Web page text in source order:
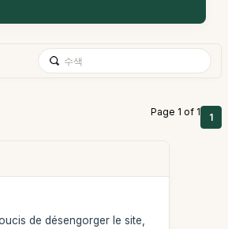
Page 1 of 1 1
de désengorger le site,